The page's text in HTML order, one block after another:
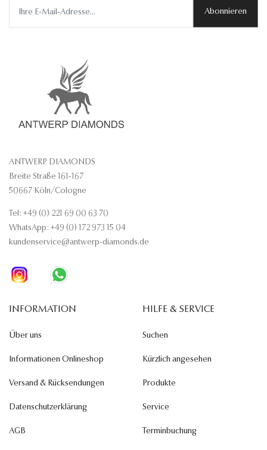
Abonnieren
ANTWERP DIAMONDS
Breite Straße 161-167
50667 Köln/Cologne
Tel: +49 (0) 221 69 00 63 70
WhatsApp: +49 (0) 172 973 15 04
kundenservice@antwerp-diamonds.de
INFORMATION
Über uns
Informationen Onlineshop
Versand & Rücksendungen
Datenschutzerklärung
AGB
HILFE & SERVICE
Suchen
Kürzlich angesehen
Produkte
Service
Terminbuchung